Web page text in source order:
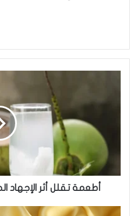
الجسم
والبشرة
أطعمة تقلل أثر الإجهاد
الذهب